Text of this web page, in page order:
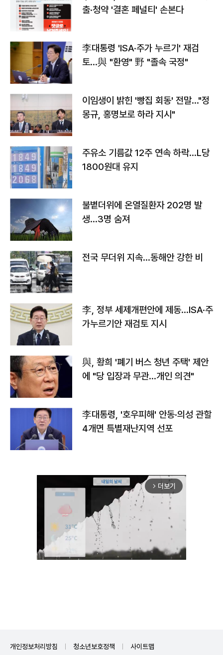
출·청약 '결혼 페널티' 손본다
李대통령 'ISA·주가 누르기' 재검
토…與 "환영" 野 "졸속 국정"
이임생이 밝힌 '빵집 회동' 전말…"정
몽규, 홍명보로 하라 지시"
주유소 기름값 12주 연속 하락…L당
1800원대 유지
불볕더위에 온열질환자 202명 발
생…3명 숨져
전국 무더위 지속…동해안 강한 비
李, 정부 세제개편안에 제동…ISA·주
가누르기안 재검토 지시
與, 황희 '폐기 버스 청년 주택' 제안
에 "당 입장과 무관…개인 의견"
李대통령, '호우피해' 안동·의성 관할
4개면 특별재난지역 선포
arrow_forward_ios 더보기
개인정보처리방침 청소년보호정책 사이트맵